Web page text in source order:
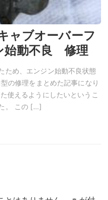
ブオーバーフ
始動不良 修理
ため、エンジン始動不良状態
の修理をまとめた記事になり
使えるようにしたいというこ
。 この […]